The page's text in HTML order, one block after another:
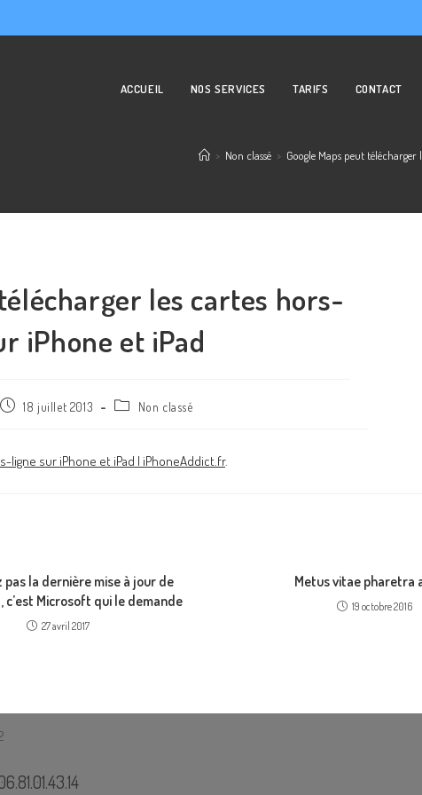
ACCUEIL NOS SERVICES TARIFS CONTACT
> Non classé > Google Maps peut
les cartes hors-
iPhone et iPad
18 juillet 2013 Non classé
ligne sur iPhone et iPad | iPhoneAddict.fr.
pas la dernière mise à jour de
c’est Microsoft qui le demande
27 avril 2017
Metus vitae pharetra
19 octobre 2016